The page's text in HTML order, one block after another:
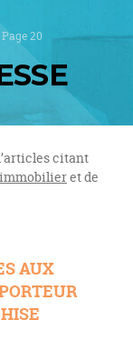
Page 20
citant
et de
AUX